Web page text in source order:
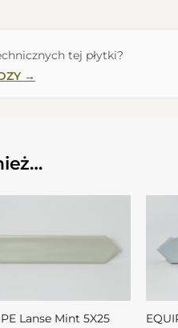
tej płytki?
→
Lanse Mint 5X25